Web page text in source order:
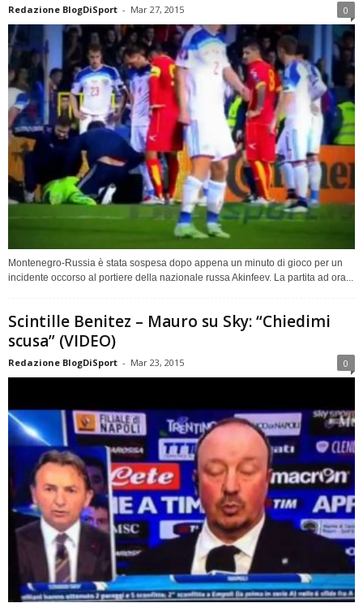
Redazione BlogDiSport - Mar 27, 2015 0
Montenegro-Russia è stata sospesa dopo appena un minuto di gioco per un
incidente occorso al portiere della nazionale russa Akinfeev. La partita ad ora...
Scintille Benitez – Mauro su Sky: “Chiedimi
scusa” (VIDEO)
Redazione BlogDiSport - Mar 23, 2015 0